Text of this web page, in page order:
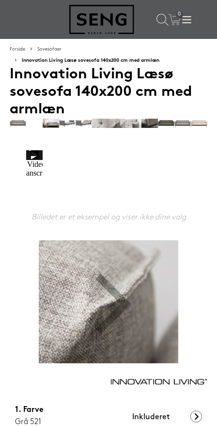
Forside Sovesofaer
Innovation Living Læsø sovesofa 140x200 cm med armlæn
Innovation Living Læsø
sovesofa 140x200 cm med
armlæn
Billedet er et eksempel og viser ikke dine valg
Farve
Grå 521
Inkluderet